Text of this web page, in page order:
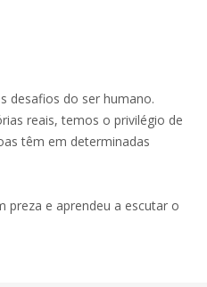
desafios do ser humano.
reais, temos o privilégio de
têm em determinadas
preza e aprendeu a escutar o